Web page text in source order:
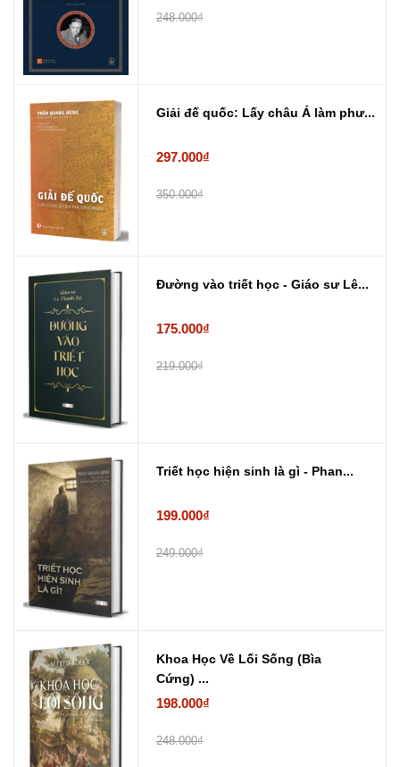
248.000₫
Giải đế quốc: Lấy châu Á làm phư...
297.000₫
350.000₫
Đường vào triết học - Giáo sư Lê...
175.000₫
219.000₫
Triết học hiện sinh là gì - Phan...
199.000₫
249.000₫
Khoa Học Về Lối Sống (Bìa
Cứng) ...
198.000₫
248.000₫